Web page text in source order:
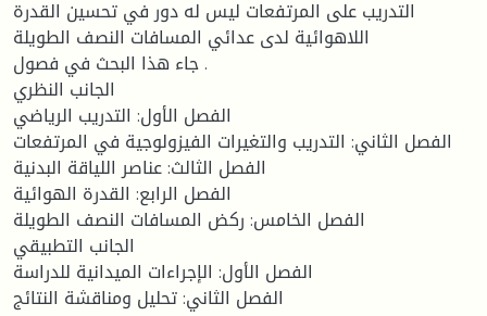
التدريب على المرتفعات ليس له دور في تحسين القدرة
اللاهوائية لدى عدائي المسافات النصف الطويلة
جاء هذا البحث في فصول .
الجانب النظري
الفصل الأول: التدريب الرياضي
الفصل الثاني: التدريب والتغيرات الفيزولوجية في المرتفعات
الفصل الثالث: عناصر اللياقة البدنية
الفصل الرابع: القدرة الهوائية
الفصل الخامس: ركض المسافات النصف الطويلة
الجانب التطبيقي
الفصل الأول: الإجراءات الميدانية للدراسة
الفصل الثاني: تحليل ومناقشة النتائج